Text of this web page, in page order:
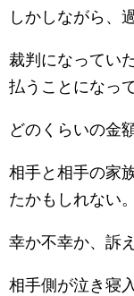
しかしながら、
裁判になってい
払うことになっ
どのくらいの金
相手と相手の家
たかもしれない。
幸か不幸か、訴
相手側が泣き寝